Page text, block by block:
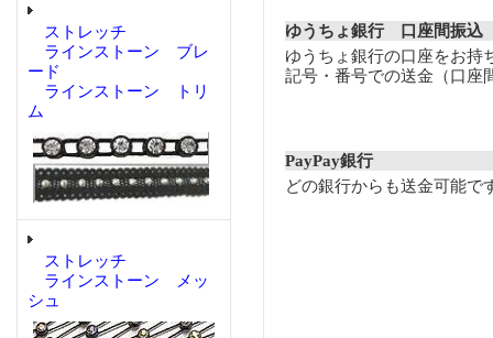
ストレッチ
ラインストーン ブレ
ード
ラインストーン トリ
ム
ストレッチ
ラインストーン メッ
シュ
ゆうちょ銀行 口座間振込
ゆうちょ銀行の口座をお持
記号・番号での送金（口座
PayPay銀行
どの銀行からも送金可能で